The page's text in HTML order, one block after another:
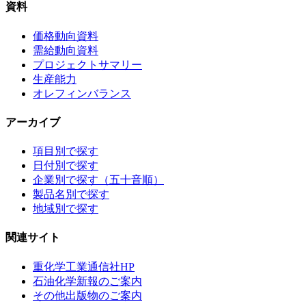
資料
価格動向資料
需給動向資料
プロジェクトサマリー
生産能力
オレフィンバランス
アーカイブ
項目別で探す
日付別で探す
企業別で探す（五十音順）
製品名別で探す
地域別で探す
関連サイト
重化学工業通信社HP
石油化学新報のご案内
その他出版物のご案内